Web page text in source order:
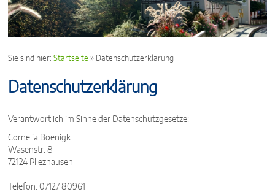
Sie sind hier:Startseite » Datenschutzerklärung
Datenschutzerklärung
Verantwortlich im Sinne der Datenschutzgesetze:
Cornelia Boenigk
Wasenstr. 8
72124 Pliezhausen
Telefon: 07127 80961